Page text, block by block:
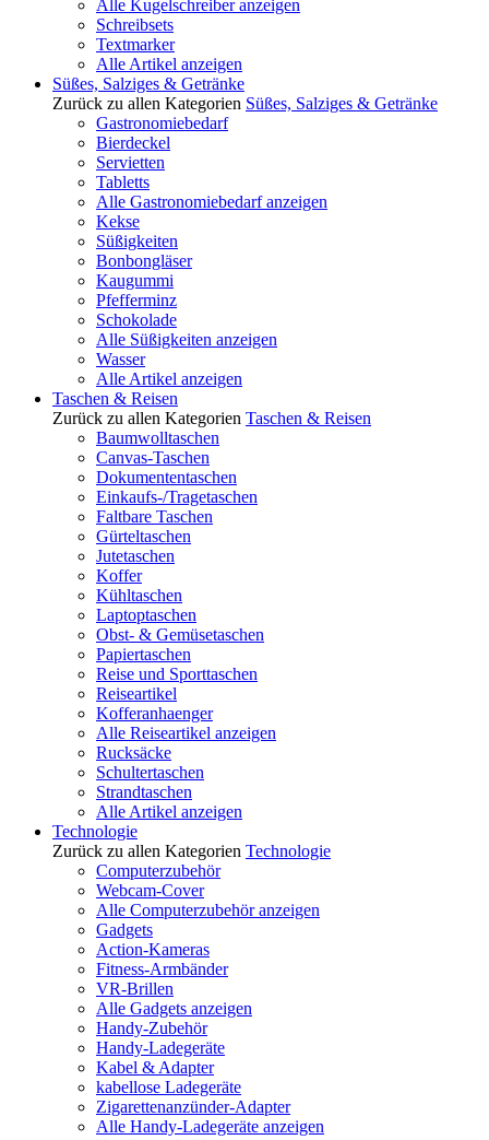
Alle Kugelschreiber anzeigen
Schreibsets
Textmarker
Alle Artikel anzeigen
Süßes, Salziges & Getränke
Zurück zu allen Kategorien Süßes, Salziges & Getränke
Gastronomiebedarf
Bierdeckel
Servietten
Tabletts
Alle Gastronomiebedarf anzeigen
Kekse
Süßigkeiten
Bonbongläser
Kaugummi
Pfefferminz
Schokolade
Alle Süßigkeiten anzeigen
Wasser
Alle Artikel anzeigen
Taschen & Reisen
Zurück zu allen Kategorien Taschen & Reisen
Baumwolltaschen
Canvas-Taschen
Dokumententaschen
Einkaufs-/Tragetaschen
Faltbare Taschen
Gürteltaschen
Jutetaschen
Koffer
Kühltaschen
Laptoptaschen
Obst- & Gemüsetaschen
Papiertaschen
Reise und Sporttaschen
Reiseartikel
Kofferanhaenger
Alle Reiseartikel anzeigen
Rucksäcke
Schultertaschen
Strandtaschen
Alle Artikel anzeigen
Technologie
Zurück zu allen Kategorien Technologie
Computerzubehör
Webcam-Cover
Alle Computerzubehör anzeigen
Gadgets
Action-Kameras
Fitness-Armbänder
VR-Brillen
Alle Gadgets anzeigen
Handy-Zubehör
Handy-Ladegeräte
Kabel & Adapter
kabellose Ladegeräte
Zigarettenanzünder-Adapter
Alle Handy-Ladegeräte anzeigen